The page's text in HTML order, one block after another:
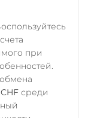
AVAXC
AVAXC
Кредит KZT
KGS
при
среди